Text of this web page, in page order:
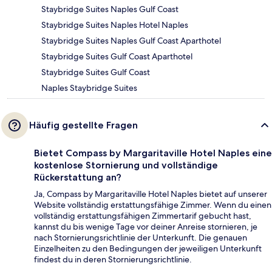
Staybridge Suites Naples Gulf Coast
Staybridge Suites Naples Hotel Naples
Staybridge Suites Naples Gulf Coast Aparthotel
Staybridge Suites Gulf Coast Aparthotel
Staybridge Suites Gulf Coast
Naples Staybridge Suites
Häufig gestellte Fragen
Bietet Compass by Margaritaville Hotel Naples eine
kostenlose Stornierung und vollständige
Rückerstattung an?
Ja, Compass by Margaritaville Hotel Naples bietet auf unserer
Website vollständig erstattungsfähige Zimmer. Wenn du einen
vollständig erstattungsfähigen Zimmertarif gebucht hast,
kannst du bis wenige Tage vor deiner Anreise stornieren, je
nach Stornierungsrichtlinie der Unterkunft. Die genauen
Einzelheiten zu den Bedingungen der jeweiligen Unterkunft
findest du in deren Stornierungsrichtlinie.